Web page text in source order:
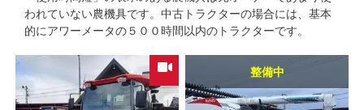
われていない農機具です。中古トラクターの場合には、基本
的にアワーメータの５００時間以内のトラクターです。
整備中